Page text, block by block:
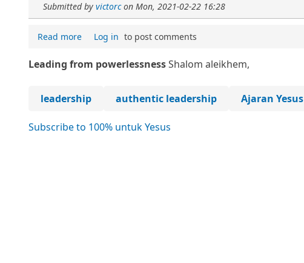
Submitted by victorcon Mon, 2021-02-22 16:28
Read more Log in to post comments
Leading from powerlessnessShalom aleikhem,
leadership authentic leadership Ajaran Yesus
Subscribe to 100% untuk Yesus